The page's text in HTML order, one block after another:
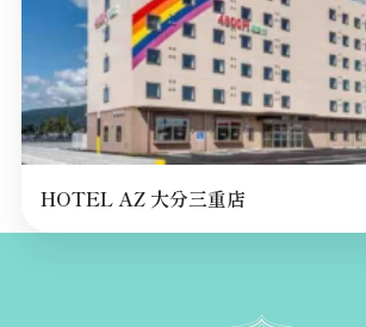
HOTEL AZ 大分三重店